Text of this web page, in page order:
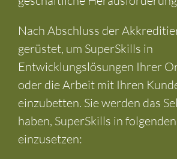
geschäftliche
Nach Abschluss der
gerüstet, um SuperSkills in
Entwicklungslösungen Ihrer
oder die Arbeit mit Ihren
einzubetten. Sie werden das
haben, SuperSkills in
einzusetzen: